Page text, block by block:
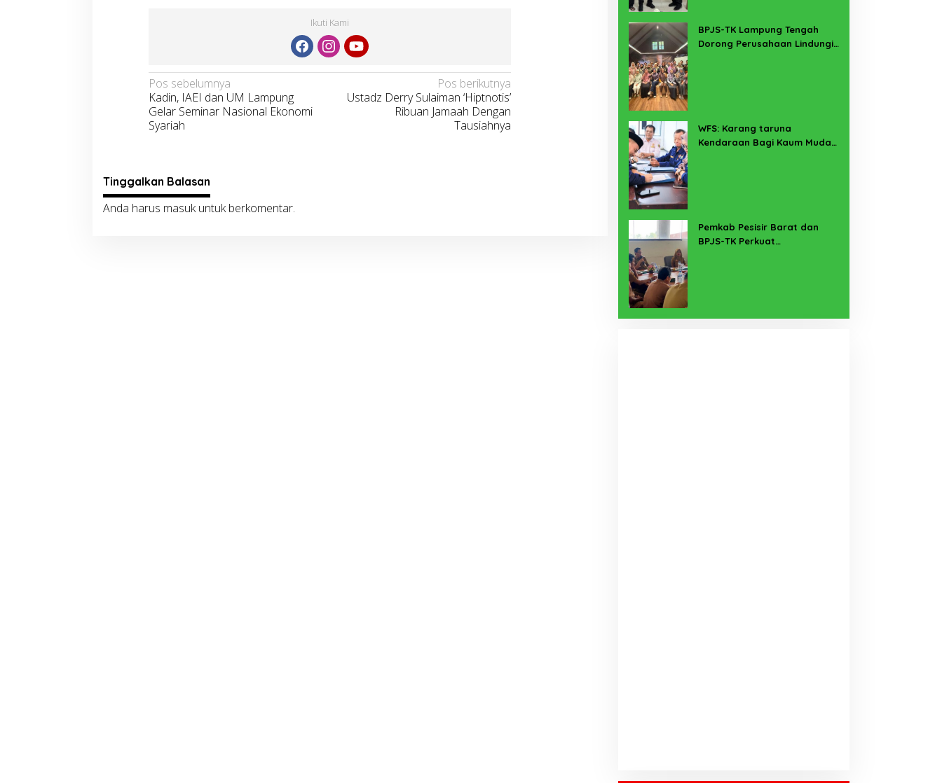
Ikuti Kami
Navigasi
pos
Pos sebelumnya
Kadin, IAEI dan UM Lampung
Gelar Seminar Nasional Ekonomi
Syariah
Pos berikutnya
Ustadz Derry Sulaiman ‘Hiptnotis’
Ribuan Jamaah Dengan
Tausiahnya
Tinggalkan Balasan
Anda harus masukuntuk berkomentar.
BPJS-TK Lampung Tengah
Dorong Perusahaan Lindungi
WFS: Karang taruna
Kendaraan Bagi Kaum Muda
Pemkab Pesisir Barat dan
BPJS-TK Perkuat